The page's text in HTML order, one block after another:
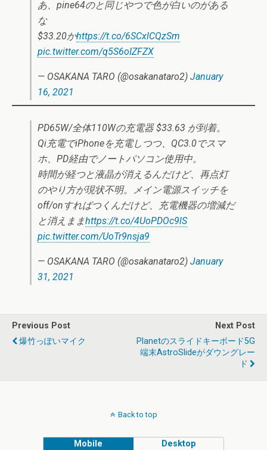
あ、pine64のと同じやつで色が白いのがある
な
$33.20かhttps://t.co/6SCxlCQzSm
pic.twitter.com/q5S6oIZFZX
— OSAKANA TARO (@osakanataro2) January
16, 2021
PD65W/全体110Wの充電器 $33.63 が到着。
Qi充電でiPhoneを充電しつつ、QC3.0でスマ
ホ、PD経由でノートパソコン使用中。
時間が経つと液晶が消えるんだけど、再点灯
のやり方が現状不明。メイン電源スイッチを
off/onすればつくんだけど、充電機器の増減だ
と消えままhttps://t.co/4UoPDOc9lS
pic.twitter.com/UoTr9nsja9
— OSAKANA TARO (@osakanataro2) January
31, 2021
Previous Post
爆竹っぽいマイク
Next Post
Planetのスライドキーボード5G
端末AstroSlideがダウングレー
ド
Back to top
Mobile Desktop